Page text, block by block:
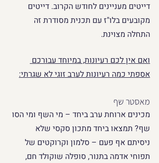
דייטים מעניינים לחודש הקרוב. דייטים
מקובעים בלו"ז עם תכנית מסודרת זה
התחלה מצוינת.
ואם אין לכם רעיונות, במיוחד עבורכם
אספתי כמה רעיונות לערב זוגי לא שגרתי:
מאסטר שף
מכינים ארוחת ערב ביחד – מי השף ומי הסו
שף? תמצאו ביחד מתכון סקסי שלא
ניסיתם אף פעם – סלמון וקרוקטים של
תפוחי אדמה בתנור, סופלה שוקולד חם,